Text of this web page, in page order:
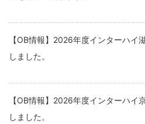
【OB情報】2026年度インターハイ
しました。
【OB情報】2026年度インターハイ
しました。